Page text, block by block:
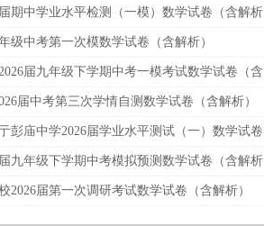
期中学业水平检测（一模）数学试卷（含解析
级中考第一次模数学试卷（含解析）
届九年级下学期中考一模考试数学试卷（含
届中考第三次学情自测数学试卷（含解析）
彭庙中学2026届学业水平测试（一）数学试卷
九年级下学期中考模拟预测数学试卷（含解析
2026届第一次调研考试数学试卷（含解析）